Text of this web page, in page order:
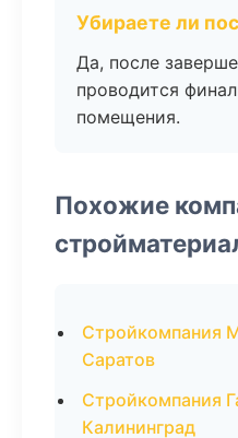
Убираете ли
Да, после
проводится
помещения.
Похожие
Стройкомпания
Саратов
Стройкомпания
Калининград